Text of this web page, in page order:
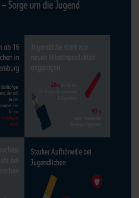
des fonctionnalités relatives aux
notre trafic. Nous
des informations sur l'utilisation de
de médias sociaux, de
peuvent combiner celles-ci
que vous leur avez fournies
lors de votre utilisation de leurs